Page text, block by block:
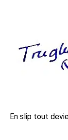
En slip tout